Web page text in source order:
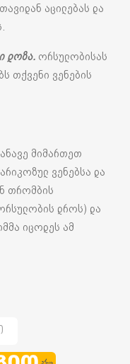
აცილებას და
დოზა. ორსულობისას
თქვენი ვენების
მიმართეთ
ვენებსა და
თრომბის
დროს) და
იცოდეს ამ